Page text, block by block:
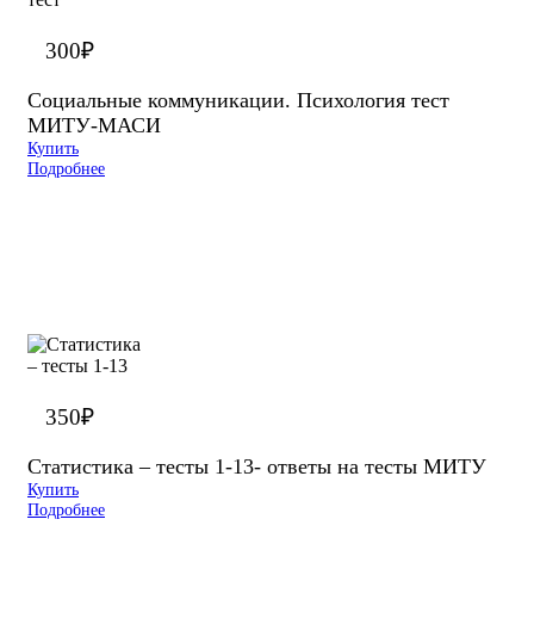
300₽
Социальные коммуникации. Психология тест
МИТУ-МАСИ
Купить
Подробнее
350₽
Статистика – тесты 1-13- ответы на тесты МИТУ
Купить
Подробнее